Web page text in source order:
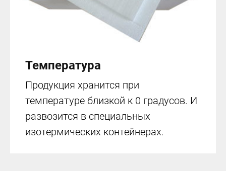
Температура
Продукция хранится при
температуре близкой к 0 градусов. И
развозится в специальных
изотермических контейнерах.